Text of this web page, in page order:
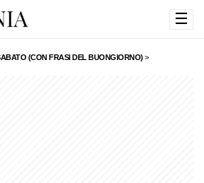
☰
(CON FRASI DEL BUONGIORNO) >